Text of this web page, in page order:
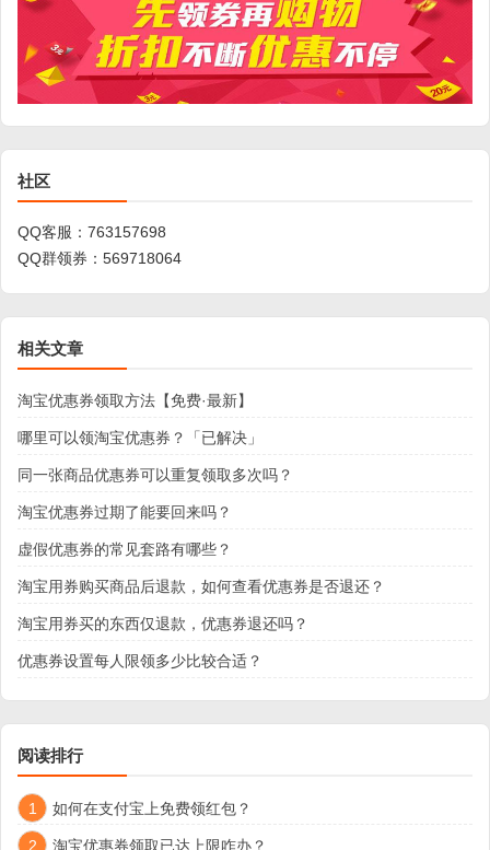
社区
QQ客服： 763157698
QQ群领券： 569718064
相关文章
淘宝优惠券领取方法【免费·最新】
哪里可以领淘宝优惠券？「已解决」
同一张商品优惠券可以重复领取多次吗？
淘宝优惠券过期了能要回来吗？
虚假优惠券的常见套路有哪些？
淘宝用券购买商品后退款，如何查看优惠券是否退还？
淘宝用券买的东西仅退款，优惠券退还吗？
优惠券设置每人限领多少比较合适？
阅读排行
1 如何在支付宝上免费领红包？
2 淘宝优惠券领取已达上限咋办？